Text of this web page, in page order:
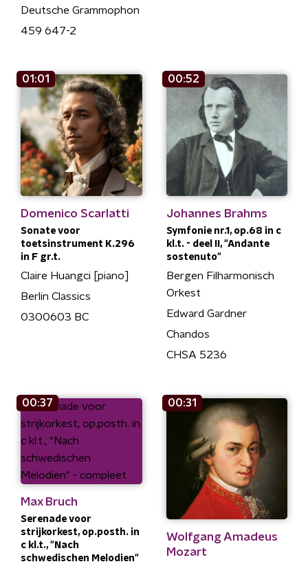
Deutsche Grammophon
459 647-2
01:01
Domenico Scarlatti
Sonate voor
toetsinstrument K.296
in F gr.t.
Claire Huangci [piano]
Berlin Classics
0300603 BC
00:52
Johannes Brahms
Symfonie nr.1, op.68 in c
kl.t. - deel II, "Andante
sostenuto"
Bergen Filharmonisch
Orkest
Edward Gardner
Chandos
CHSA 5236
00:37
Max Bruch
Serenade voor
strijkorkest, op.posth. in
c kl.t., "Nach
schwedischen Melodien"
00:31
Wolfgang Amadeus
Mozart